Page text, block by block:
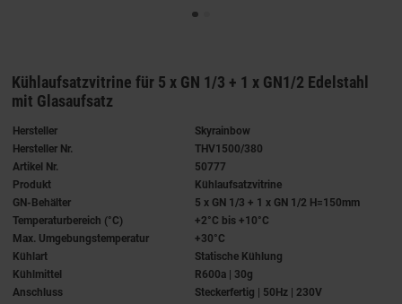
Kühlaufsatzvitrine für 5 x GN 1/3 + 1 x GN1/2 Edelstahl
mit Glasaufsatz
Hersteller
Skyrainbow
Hersteller Nr.
THV1500/380
Artikel Nr.
50777
Produkt
Kühlaufsatzvitrine
GN-Behälter
5 x GN 1/3 + 1 x GN 1/2 H=150mm
Temperaturbereich (°C)
+2°C bis +10°C
Max. Umgebungstemperatur
+30°C
Kühlart
Statische Kühlung
Kühlmittel
R600a | 30g
Anschluss
Steckerfertig | 50Hz | 230V